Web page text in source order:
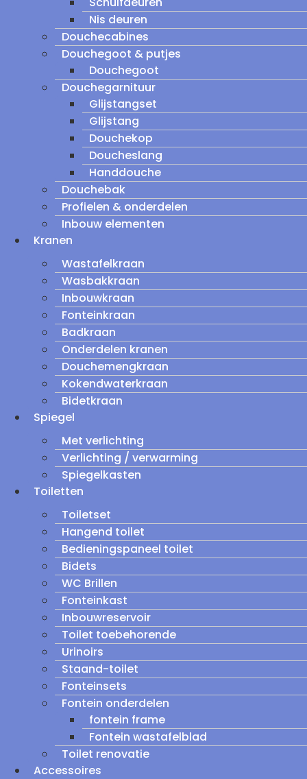
Nis deuren
Douchecabines
Douchegoot & putjes
Douchegoot
Douchegarnituur
Glijstangset
Glijstang
Douchekop
Doucheslang
Handdouche
Douchebak
Profielen & onderdelen
Inbouw elementen
Kranen
Wastafelkraan
Wasbakkraan
Inbouwkraan
Fonteinkraan
Badkraan
Onderdelen kranen
Douchemengkraan
Kokendwaterkraan
Bidetkraan
Spiegel
Met verlichting
Verlichting / verwarming
Spiegelkasten
Toiletten
Toiletset
Hangend toilet
Bedieningspaneel toilet
Bidets
WC Brillen
Fonteinkast
Inbouwreservoir
Toilet toebehorende
Urinoirs
Staand-toilet
Fonteinsets
Fontein onderdelen
fontein frame
Fontein wastafelblad
Toilet renovatie
Accessoires